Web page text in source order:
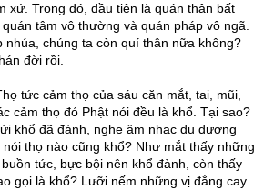
xứ. Trong đó, đầu tiên là quán thân bất
tâm vô thường và quán pháp vô ngã.
nhúa, chúng ta còn quí thân nữa không?
đời rồi.
tức cảm thọ của sáu căn mắt, tai, mũi,
cảm thọ đó Phật nói đều là khổ. Tại sao?
khổ đã đành, nghe âm nhạc du dương
thọ nào cũng khổ? Như mắt thấy những
tức, bực bội nên khổ đành, còn thấy
gọi là khổ? Lưỡi nếm những vị đắng cay